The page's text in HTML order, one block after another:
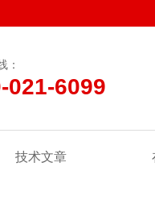
：
021-6099
技术文章